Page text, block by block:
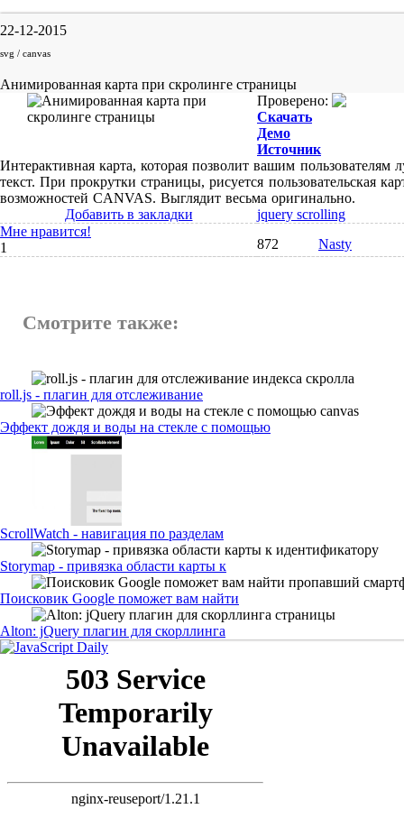
22-12-2015
svg / canvas
Анимированная карта при скролинге страницы
Проверено:
Скачать
Демо
Источник
Интерактивная карта, которая позволит вашим пользователям
текст. При прокрутки страницы, рисуется пользовательская
возможностей CANVAS. Выглядит весьма оригинально.
Добавить в закладки
jquery scrolling
Мне нравится!
1
872 Nasty
Смотрите также:
roll.js - плагин для отслеживание
Эффект дождя и воды на стекле с помощью
ScrollWatch - навигация по разделам
Storymap - привязка области карты к
Поисковик Google поможет вам найти
Alton: jQuery плагин для скорллинга